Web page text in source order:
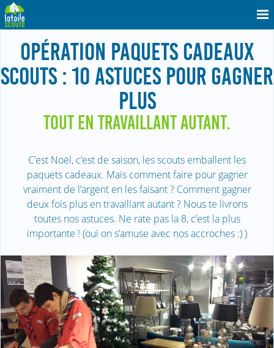
OPÉRATION PAQUETS CADEAUX
SCOUTS : 10 ASTUCES POUR GAGNER
PLUS
TOUT EN TRAVAILLANT AUTANT.
C’est Noël, c’est de saison, les scouts emballent les
paquets cadeaux. Mais comment faire pour gagner
vraiment de l’argent en les faisant ? Comment gagner
deux fois plus en travaillant autant ? Nous te livrons
toutes nos astuces. Ne rate pas la 8, c’est la plus
importante ! (oui on s’amuse avec nos accroches :) )